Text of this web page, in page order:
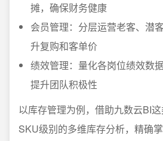
摊，确保财务健康
会员管理：分层运营老客、潜
升复购和客单价
绩效管理：量化各岗位绩效数
提升团队积极性
以库存管理为例，借助九数云BI
SKU级别的多维库存分析，精确